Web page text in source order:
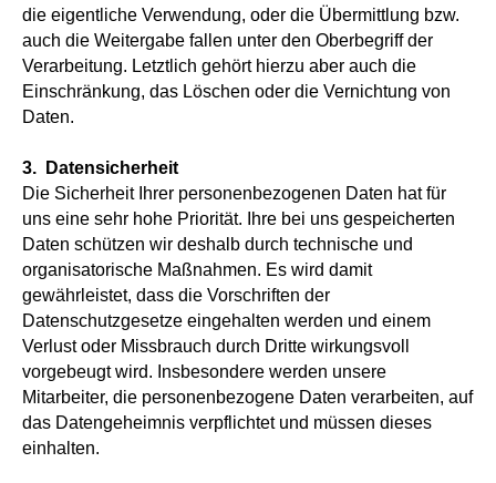
die eigentliche Verwendung, oder die Übermittlung bzw.
auch die Weitergabe fallen unter den Oberbegriff der
Verarbeitung. Letztlich gehört hierzu aber auch die
Einschränkung, das Löschen oder die Vernichtung von
Daten.
3. Datensicherheit
Die Sicherheit Ihrer personenbezogenen Daten hat für
uns eine sehr hohe Priorität. Ihre bei uns gespeicherten
Daten schützen wir deshalb durch technische und
organisatorische Maßnahmen. Es wird damit
gewährleistet, dass die Vorschriften der
Datenschutzgesetze eingehalten werden und einem
Verlust oder Missbrauch durch Dritte wirkungsvoll
vorgebeugt wird. Insbesondere werden unsere
Mitarbeiter, die personenbezogene Daten verarbeiten, auf
das Datengeheimnis verpflichtet und müssen dieses
einhalten.